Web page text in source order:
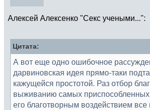
Алексей Алексенко "Секс учеными...":
Цитата:
А вот еще одно ошибочное
дарвиновская идея прямо-таки
кажущейся простотой. Раз отбор
выживанию самых приспособленных,
его благотворным воздействием все